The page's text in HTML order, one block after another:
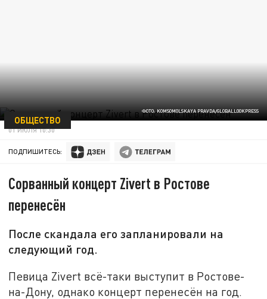
ФОТО: KOMSOMOLSKAYA PRAVDA/GLOBALLOOKPRESS
ОБЩЕСТВО
01 ИЮЛЯ 10:30
ПОДПИШИТЕСЬ:
Сорванный концерт Zivert в Ростове
перенесён
После скандала его запланировали на
следующий год.
Певица Zivert всё-таки выступит в Ростове-
на-Дону, однако концерт перенесён на год.